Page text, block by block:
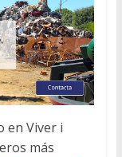
en Viver i
más